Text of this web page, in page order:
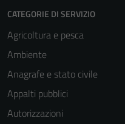
CATEGORIE DI SERVIZIO
Agricoltura e pesca
Ambiente
Anagrafe e stato civile
Appalti pubblici
Autorizzazioni